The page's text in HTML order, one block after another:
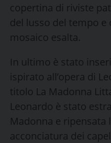
copertina di riviste
del lusso del tempo e
mosaico esalta.
In ultimo è stato
ispirato all’opera di
titolo La Madonna
Leonardo è stato
Madonna e ripensata
acconciatura dei